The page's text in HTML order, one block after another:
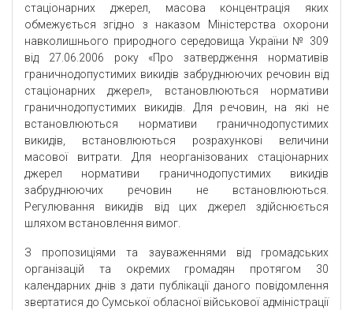
стаціонарних джерел, масова концентрація яких
обмежується згідно з наказом Міністерства охорони
навколишнього природного середовища України № 309
від 27.06.2006 року «Про затвердження нормативів
граничнодопустимих викидів забруднюючих речовин від
стаціонарних джерел», встановлюються нормативи
граничнодопустимих викидів. Для речовин, на які не
встановлюються нормативи граничнодопустимих
викидів, встановлюються розрахункові величини
масової витрати. Для неорганізованих стаціонарних
джерел нормативи граничнодопустимих викидів
забруднюючих речовин не встановлюються.
Регулювання викидів від цих джерел здійснюється
шляхом встановлення вимог.
З пропозиціями та зауваженнями від громадських
організацій та окремих громадян протягом 30
календарних днів з дати публікації даного повідомлення
звертатися до Сумської обласної військової адміністрації